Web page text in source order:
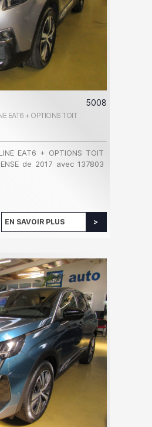
5008
EAT6 + OPTIONS TOIT
EAT6 + OPTIONS TOIT
de 2017 avec 137803
EN SAVOIR PLUS